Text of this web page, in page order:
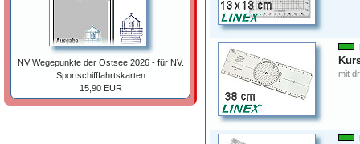
mit
NV Wegepunkte der Ostsee 2026 - für NV.
Sportschifffahrtskarten
15,90 EUR